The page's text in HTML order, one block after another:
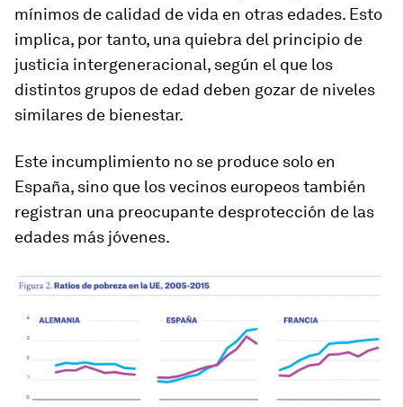
mínimos de calidad de vida en otras edades. Esto
implica, por tanto, una quiebra del principio de
justicia intergeneracional, según el que los
distintos grupos de edad deben gozar de niveles
similares de bienestar.
Este incumplimiento no se produce solo en
España, sino que los vecinos europeos también
registran una preocupante desprotección de las
edades más jóvenes.